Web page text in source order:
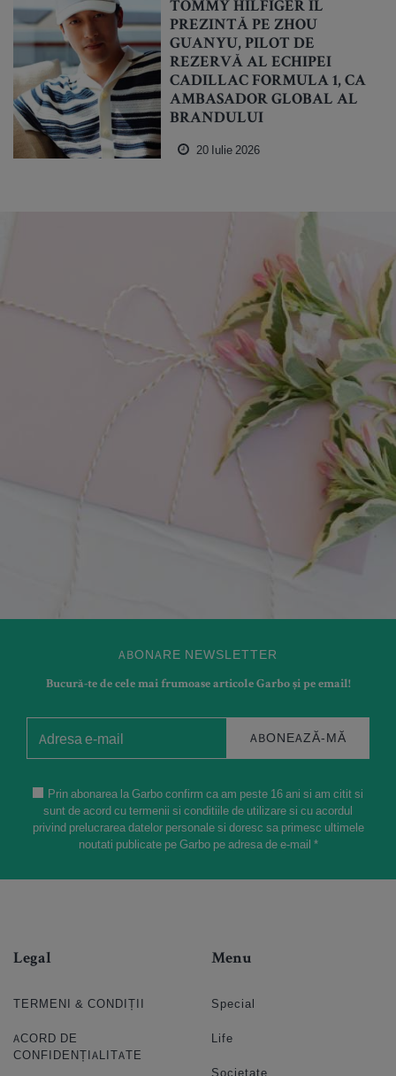
TOMMY HILFIGER ÎL
PREZINTĂ PE ZHOU
GUANYU, PILOT DE
REZERVĂ AL ECHIPEI
CADILLAC FORMULA 1, CA
AMBASADOR GLOBAL AL
BRANDULUI
20 Iulie 2026
ABONARE NEWSLETTER
Bucură-te de cele mai frumoase articole Garbo și pe email!
ABONEAZĂ-MĂ
Prin abonarea la Garbo confirm ca am peste 16 ani si am citit si
sunt de acord cu termenii si conditiile de utilizare si cu acordul
privind prelucrarea datelor personale si doresc sa primesc ultimele
noutati publicate pe Garbo pe adresa de e-mail *
Legal
TERMENI & CONDIȚII
ACORD DE
CONFIDENȚIALITATE
Menu
Special
Life
Societate